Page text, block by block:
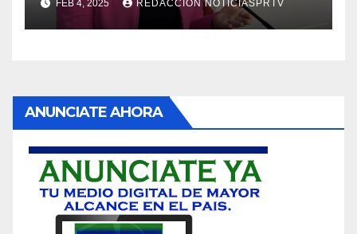
FEB 4, 2025 REDACCION NOTICIASPRTV
ANUNCIATE AHORA